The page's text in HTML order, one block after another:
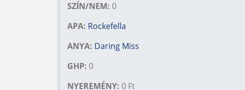
SZÍN/NEM: 0
APA: Rockefella
ANYA: Daring Miss
GHP: 0
NYEREMÉNY: 0 Ft